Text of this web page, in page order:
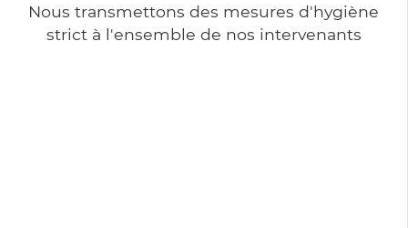
Nous transmettons des mesures d'hygiène
strict à l'ensemble de nos intervenants